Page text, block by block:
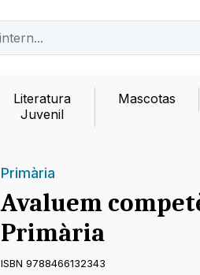
Literatura
Juvenil
Mascotas
Primària
Avaluem
Primària
ISBN 9788466132343